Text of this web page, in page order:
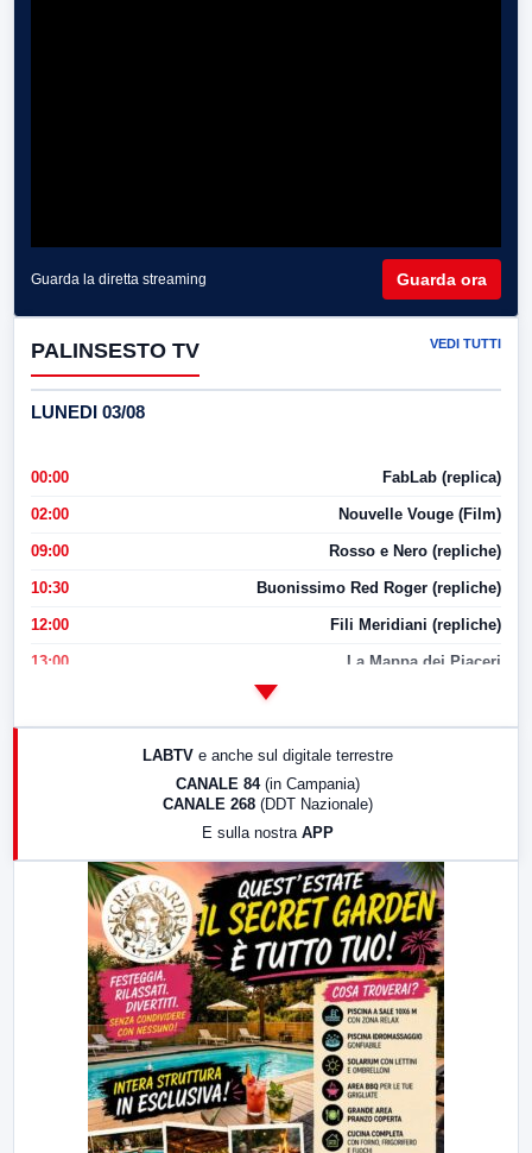
Guarda la diretta streaming Guarda ora
PALINSESTO TV VEDI TUTTI
LUNEDI 03/08
00:00 FabLab (replica)
02:00 Nouvelle Vouge (Film)
09:00 Rosso e Nero (repliche)
10:30 Buonissimo Red Roger (repliche)
12:00 Fili Meridiani (repliche)
13:00 La Mappa dei Piaceri
LabNews (replica)
LABTV e anche sul digitale terrestre
CANALE 84 (in Campania)
CANALE 268 (DDT Nazionale)
E sulla nostra APP